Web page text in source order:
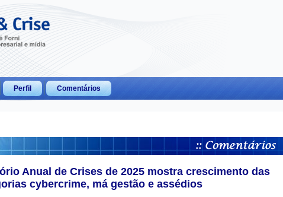
Perfil Comentários
Anual de Crises de 2025 mostra crescimento das
cybercrime, má gestão e assédios